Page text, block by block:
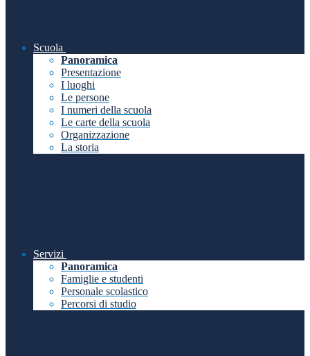
Scuola
Panoramica
Presentazione
I luoghi
Le persone
I numeri della scuola
Le carte della scuola
Organizzazione
La storia
Servizi
Panoramica
Famiglie e studenti
Personale scolastico
Percorsi di studio